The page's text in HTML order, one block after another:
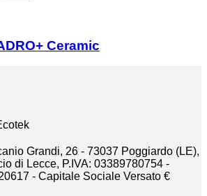
Ceramic
Grandi, 26 - 73037 Poggiardo (LE),
di Lecce, P.IVA: 03389780754 -
- Capitale Sociale Versato €